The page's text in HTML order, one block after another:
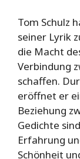
Tom Schulz
seiner Lyrik
die Macht
Verbindung
schaffen.
eröffnet er
Beziehung
Gedichte
Erfahrung
Schönheit